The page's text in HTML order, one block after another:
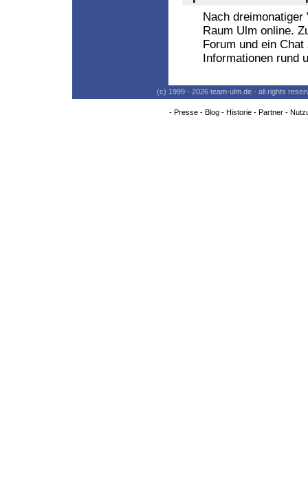
Nach dreimonatiger
Raum Ulm online.
Forum und ein
Informationen rund
(c) 1999 - 2026 team-ulm.de - all rights
- Presse- Blog- Historie- Partner-